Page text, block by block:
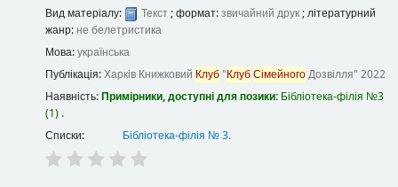
Вид матеріалу: Текст; формат:звичайний друк; літературний
жанр: не белетристика
Мова:українська
Публікація:Харків Книжковий Клуб"КлубСімейногоДозвілля" 2022
Наявність:Примірники, доступні для позики: Бібліотека-філія №3
(1) .
Списки:
Бібліотека-філія № 3.